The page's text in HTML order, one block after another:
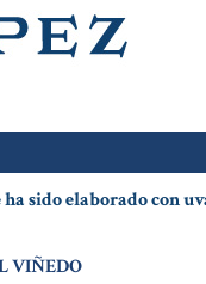
ha sido elaborado con
VIÑEDO